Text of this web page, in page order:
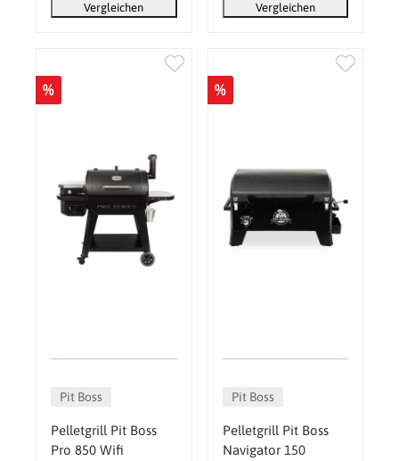
Vergleichen Vergleichen
%
Pit Boss
Pelletgrill Pit Boss
Pro 850 Wifi
%
Pit Boss
Pelletgrill Pit Boss
Navigator 150